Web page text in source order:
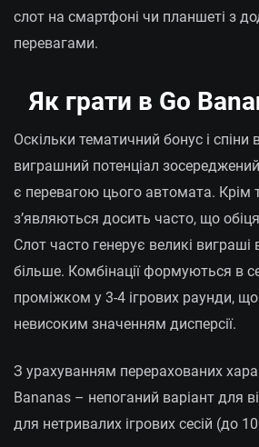
слот на смартфоні чи планшеті з
перевагами.
Як грати в Go
Оскільки тематичний бонус і спіни
виграшний потенціал
є перевагою цього автомата. Крім
з’являються досить часто, що
Слот часто генерує великі виграші
більше. Комбінації формуються в
проміжком у 3-4 ігрових раунди,
невисоким значенням дисперсії.
З урахуванням перерахованих
Bananas – непоганий варіант для
для нетривалих ігрових сесій (до